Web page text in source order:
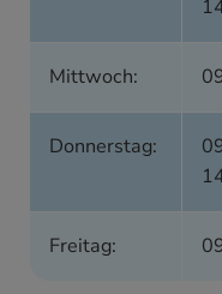
Mittwoch:
Donnerstag:
Freitag: